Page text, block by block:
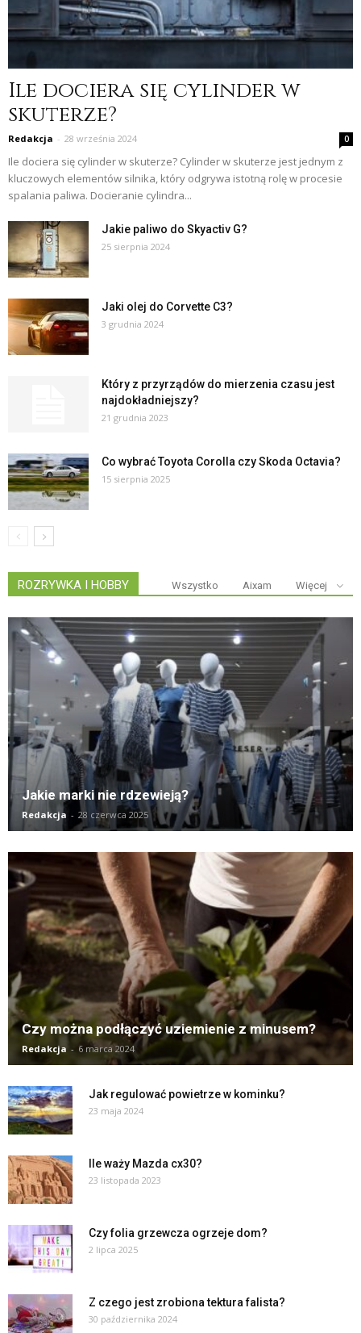
Ile dociera się cylinder w
skuterze?
Redakcja - 28 września 2024 0
Ile dociera się cylinder w skuterze? Cylinder w skuterze jest jednym z
kluczowych elementów silnika, który odgrywa istotną rolę w procesie
spalania paliwa. Docieranie cylindra...
Jakie paliwo do Skyactiv G?
25 sierpnia 2024
Jaki olej do Corvette C3?
3 grudnia 2024
Który z przyrządów do mierzenia czasu jest
najdokładniejszy?
21 grudnia 2023
Co wybrać Toyota Corolla czy Skoda Octavia?
15 sierpnia 2025
ROZRYWKA I HOBBY Wszystko Aixam Więcej
Jakie marki nie rdzewieją?
Redakcja - 28 czerwca 2025
Czy można podłączyć uziemienie z minusem?
Redakcja - 6 marca 2024
Jak regulować powietrze w kominku?
23 maja 2024
Ile waży Mazda cx30?
23 listopada 2023
Czy folia grzewcza ogrzeje dom?
2 lipca 2025
Z czego jest zrobiona tektura falista?
30 października 2024